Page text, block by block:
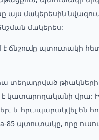
այս մակերեսին
մակերես:
է ճնշումը պտուտակի
տեղադրված թիակների
է կատարողականի վրա:
և հրապարակվել են
85 պտուտակը, որը